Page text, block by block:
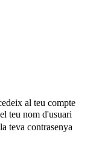
al teu compte
el teu nom d'usuari
la teva contrasenya